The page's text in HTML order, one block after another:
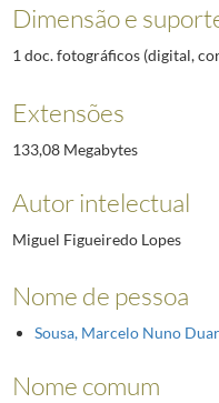
Dimensão e
1 doc. fotográficos (digital,
Extensões
133,08 Megabytes
Autor intelectual
Miguel Figueiredo Lopes
Nome de pessoa
Sousa, Marcelo Nuno
Nome comum